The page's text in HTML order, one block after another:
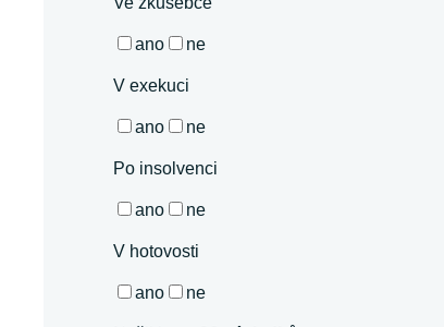
ano ne
V exekuci
ano ne
Po insolvenci
ano ne
V hotovosti
ano ne